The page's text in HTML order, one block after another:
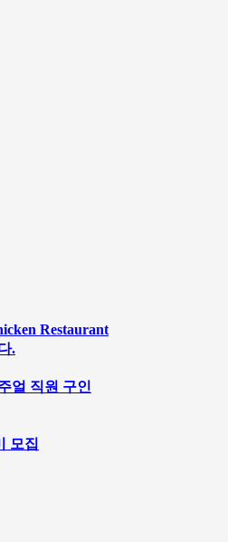
Restaurant
.
얼 직원 구인
모집